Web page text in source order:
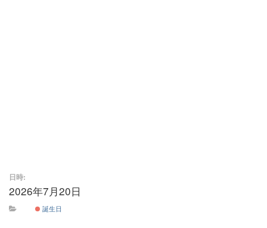
日時:
2026年7月20日
誕生日